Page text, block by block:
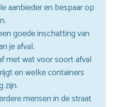
aanbieder en bespaar op
goede inschatting van
je afval.
met wat voor soort afval
en welke containers
zijn.
mensen in de straat